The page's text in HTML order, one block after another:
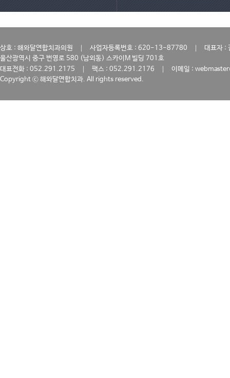
상호 : 해와달연합치과의원 사업자등록번호 : 620-13-87780
대표자 :
울산광역시 중구 번영로 580 (남외동) 스카이M 빌딩 701호
대표전화 : 052.291.2175
팩스 : 052.291.2176
이메일 :
Copyright ⓒ 해와달연합치과. All rights reserved.